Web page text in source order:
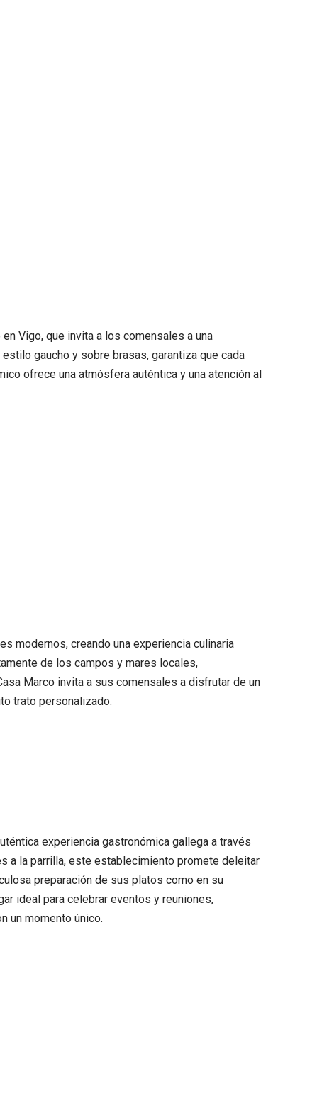
Vigo, que invita a los comensales a una
gaucho y sobre brasas, garantiza que cada
ofrece una atmósfera auténtica y una atención al
modernos, creando una experiencia culinaria
de los campos y mares locales,
Marco invita a sus comensales a disfrutar de un
trato personalizado.
experiencia gastronómica gallega a través
a la parrilla, este establecimiento promete deleitar
preparación de sus platos como en su
ideal para celebrar eventos y reuniones,
un momento único.